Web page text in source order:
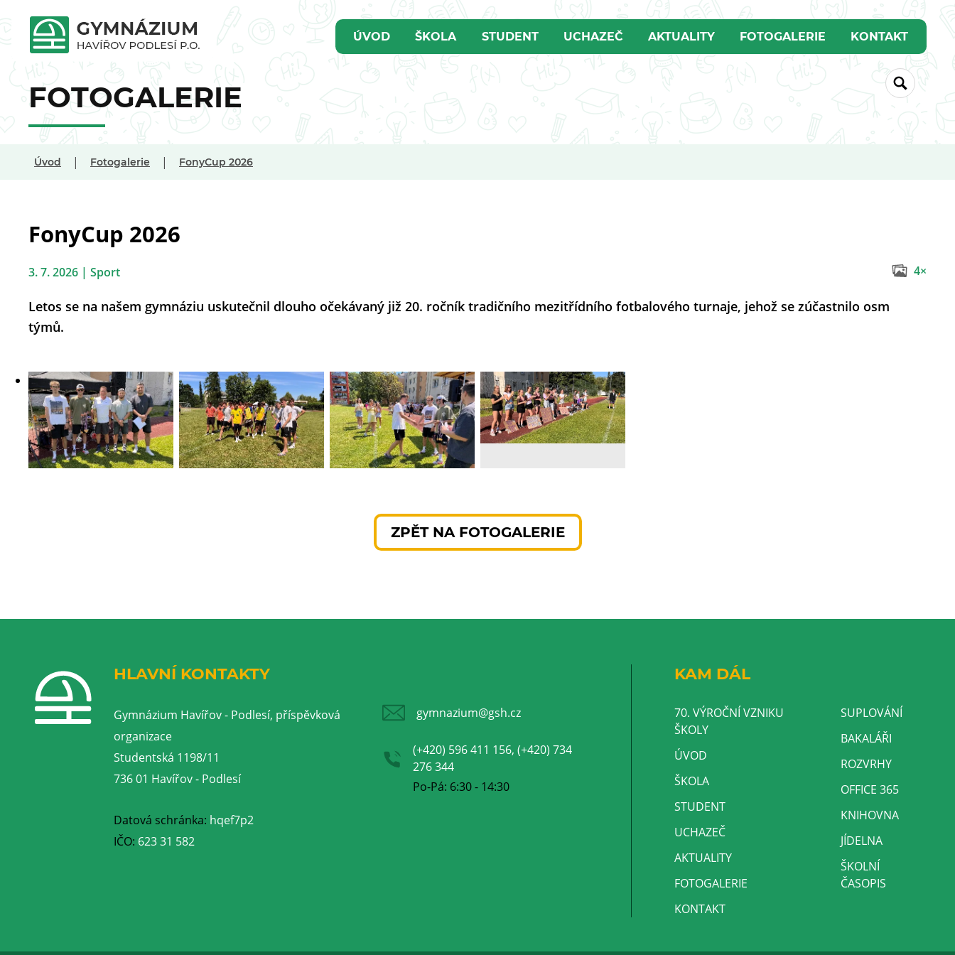
ÚVOD ŠKOLA STUDENT UCHAZEČ AKTUALITY FOTOGALERIE KONTAKT
FOTOGALERIE
Úvod | Fotogalerie | FonyCup 2026
FonyCup 2026
3. 7. 2026 | Sport 4×
Letos se na našem gymnáziu uskutečnil dlouho očekávaný již 20. ročník tradičního mezitřídního fotbalového turnaje, jehož se zúčastnilo osm
týmů.
ZPĚT NA FOTOGALERIE
HLAVNÍ KONTAKTY
Gymnázium Havířov - Podlesí, příspěvková
organizace
Studentská 1198/11
736 01 Havířov - Podlesí
Datová schránka: hqef7p2
IČO: 623 31 582
gymnazium@gsh.cz
(+420) 596 411 156, (+420) 734
276 344
Po-Pá: 6:30 - 14:30
KAM DÁL
70. VÝROČNÍ VZNIKU
ŠKOLY
ÚVOD
ŠKOLA
STUDENT
UCHAZEČ
AKTUALITY
FOTOGALERIE
KONTAKT
SUPLOVÁNÍ
BAKALÁŘI
ROZVRHY
OFFICE 365
KNIHOVNA
JÍDELNA
ŠKOLNÍ
ČASOPIS